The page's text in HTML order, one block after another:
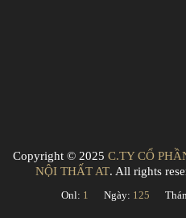
Copyright © 2025 C.TY CỔ
NỘI THẤT AT. All rights
Onl: 1 Ngày: 125